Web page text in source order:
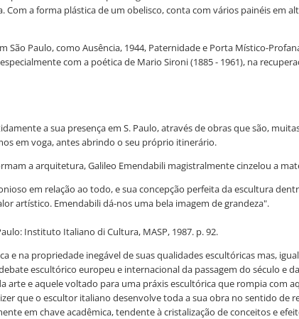
a forma plástica de um obelisco, conta com vários painéis em
Paulo, como Ausência, 1944, Paternidade e Porta Místico-
com a poética de Mario Sironi (1885 - 1961), na
a sua presença em S. Paulo, através de obras que são,
em voga, antes abrindo o seu próprio itinerário.
a arquitetura, Galileo Emendabili magistralmente cinzelou a
em relação ao todo, e sua concepção perfeita da escultura
artístico. Emendabili dá-nos uma bela imagem de grandeza".
Instituto Italiano di Cultura, MASP, 1987. p. 92.
e na propriedade inegável de suas qualidades escultóricas mas,
escultórico europeu e internacional da passagem do século e
arte e aquele voltado para uma práxis escultórica que rompia
que o escultor italiano desenvolve toda a sua obra no sentido de
em chave acadêmica, tendente à cristalização de conceitos e